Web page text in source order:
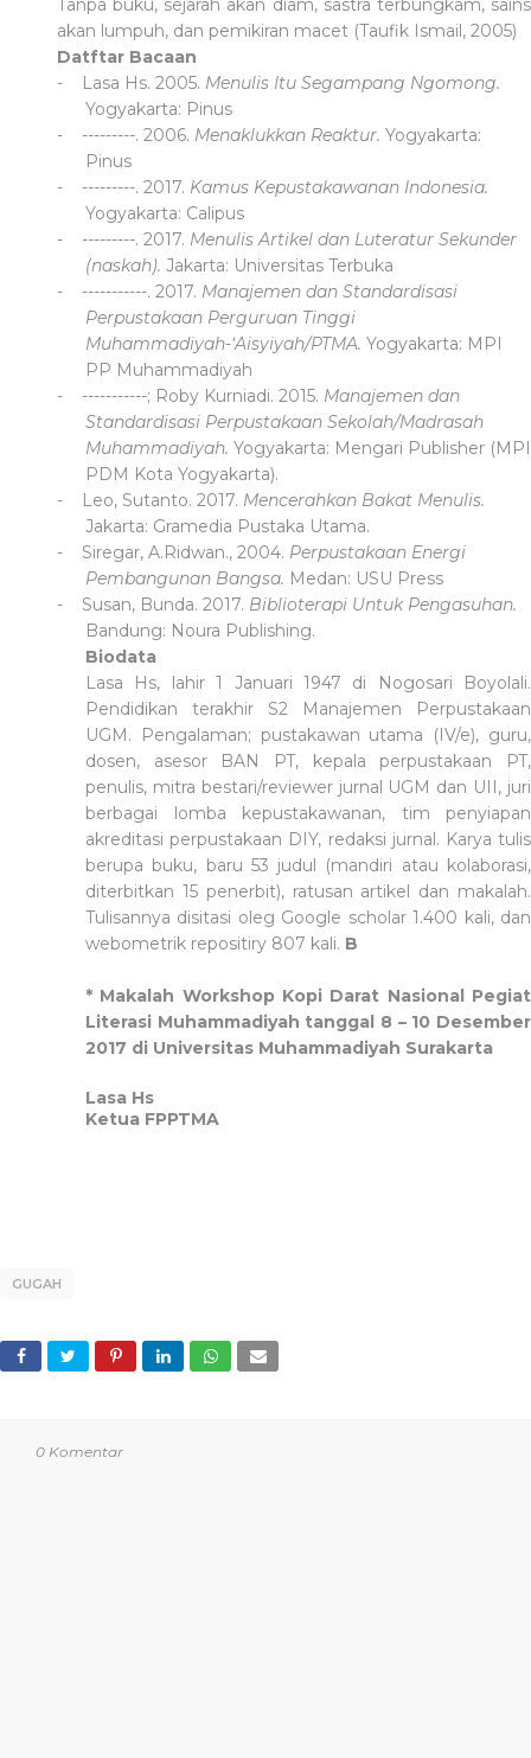
akan lumpuh, dan pemikiran macet (Taufik Ismail, 2005)
Datftar Bacaan
-
Lasa Hs. 2005. Menulis Itu Segampang Ngomong.
Yogyakarta: Pinus
-
---------. 2006. Menaklukkan Reaktur. Yogyakarta:
Pinus
-
---------. 2017. Kamus Kepustakawanan Indonesia.
Yogyakarta: Calipus
-
---------. 2017. Menulis Artikel dan Luteratur Sekunder
(naskah). Jakarta: Universitas Terbuka
-
-----------. 2017. Manajemen dan Standardisasi
Perpustakaan Perguruan Tinggi
Muhammadiyah-‘Aisyiyah/PTMA. Yogyakarta: MPI
PP Muhammadiyah
-
-----------; Roby Kurniadi. 2015. Manajemen dan
Standardisasi Perpustakaan Sekolah/Madrasah
Muhammadiyah. Yogyakarta: Mengari Publisher (MPI
PDM Kota Yogyakarta).
-
Leo, Sutanto. 2017. Mencerahkan Bakat Menulis.
Jakarta: Gramedia Pustaka Utama.
-
Siregar, A.Ridwan., 2004. Perpustakaan Energi
Pembangunan Bangsa. Medan: USU Press
-
Susan, Bunda. 2017. Biblioterapi Untuk Pengasuhan.
Bandung: Noura Publishing.
Biodata
Lasa Hs, lahir 1 Januari 1947 di Nogosari Boyolali.
Pendidikan terakhir S2 Manajemen Perpustakaan
UGM. Pengalaman; pustakawan utama (IV/e), guru,
dosen, asesor BAN PT, kepala perpustakaan PT,
penulis, mitra bestari/reviewer jurnal UGM dan UII, juri
berbagai lomba kepustakawanan, tim penyiapan
akreditasi perpustakaan DIY, redaksi jurnal. Karya tulis
berupa buku, baru 53 judul (mandiri atau kolaborasi,
diterbitkan 15 penerbit), ratusan artikel dan makalah.
Tulisannya disitasi oleg Google scholar 1.400 kali, dan
webometrik repositiry 807 kali. B
* Makalah Workshop Kopi Darat Nasional Pegiat
Literasi Muhammadiyah tanggal 8 – 10 Desember
2017 di Universitas Muhammadiyah Surakarta
Lasa Hs
Ketua FPPTMA
GUGAH
0 Komentar